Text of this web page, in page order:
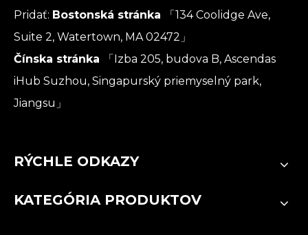
Pridať: Bostonská stránka
「134 Coolidge Ave,
Suite 2, Watertown, MA 02472」
Čínska stránka
「Izba 205, budova B, Ascendas
iHub Suzhou, Singapurský priemyselný park,
Jiangsu」
RÝCHLE ODKAZY
KATEGÓRIA PRODUKTOV